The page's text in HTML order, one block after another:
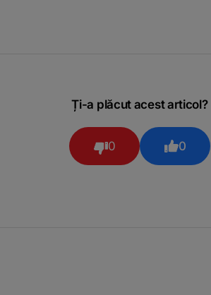
Ți-a plăcut acest articol?
0 0